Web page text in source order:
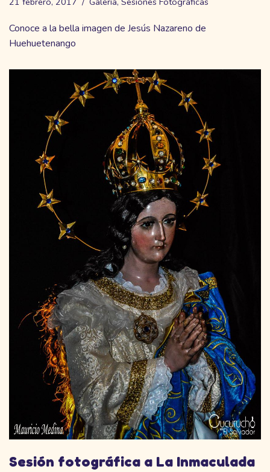
Conoce a la bella imagen de Jesús Nazareno de
Huehuetenango
Sesión fotográfica a La Inmaculada